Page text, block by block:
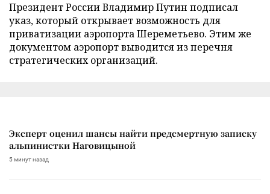
Президент России Владимир Путин подписал
указ, который открывает возможность для
приватизации аэропорта Шереметьево. Этим же
документом аэропорт выводится из перечня
стратегических организаций.
Эксперт оценил шансы найти предсмертную записку
альпинистки Наговицыной
5 минут назад